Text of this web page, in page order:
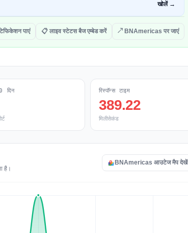
खोलें →
पाएं 📋 लाइव स्टेटस बैज एम्बेड करें ↗ BNAmericas पर जाएं
दिन रिस्पॉन्स टाइम
389.22
मिलीसेकंड
है।
BNAmericas आउटेज मैप देखें